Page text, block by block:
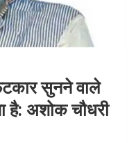
सुनने वाले
है: अशोक चौधरी